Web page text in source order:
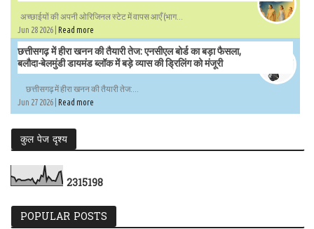
अच्छाईयों की अपनी ओरिजिनल स्टेट में वापस आएँ (भाग...
Jun 28 2026 | Read more
छत्तीसगढ़ में हीरा खनन की तैयारी तेज: एनसीएल बोर्ड का बड़ा फैसला,
बलौदा-बेलमुंडी डायमंड ब्लॉक में बड़े व्यास की ड्रिलिंग को मंजूरी
छत्तीसगढ़ में हीरा खनन की तैयारी तेज:...
Jun 27 2026 | Read more
कुल पेज दृश्य
2315198
POPULAR POSTS